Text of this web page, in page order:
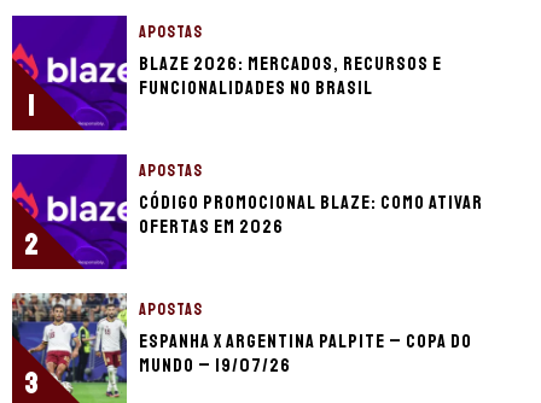
1
APOSTAS
Blaze 2026: mercados, recursos e
funcionalidades no Brasil
2
APOSTAS
Código promocional Blaze: como ativar
ofertas em 2026
3
APOSTAS
Espanha x Argentina palpite – Copa do
Mundo – 19/07/26